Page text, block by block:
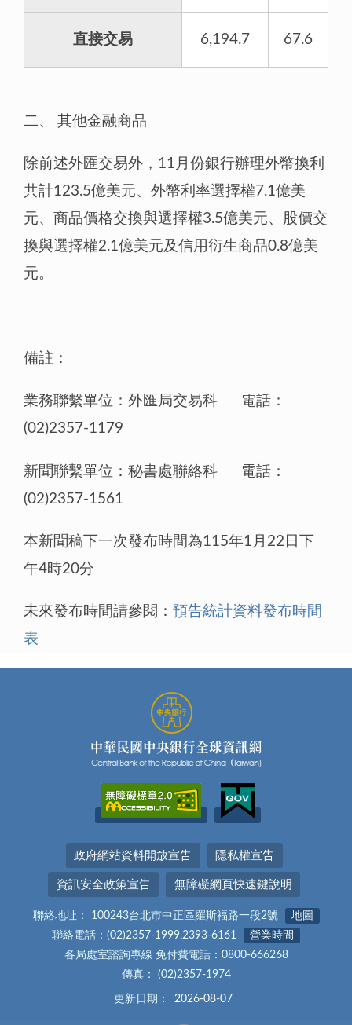
直接交易 6,194.7 67.6
二、 其他金融商品
除前述外匯交易外，11月份銀行辦理外幣換利
共計123.5億美元、外幣利率選擇權7.1億美
元、商品價格交換與選擇權3.5億美元、股價交
換與選擇權2.1億美元及信用衍生商品0.8億美
元。
備註：
業務聯繫單位：外匯局交易科 電話：
(02)2357-1179
新聞聯繫單位：秘書處聯絡科 電話：
(02)2357-1561
本新聞稿下一次發布時間為115年1月22日下
午4時20分
未來發布時間請參閱： 預告統計資料發布時間
表
政府網站資料開放宣告 隱私權宣告
資訊安全政策宣告 無障礙網頁快速鍵說明
聯絡地址： 100243台北市中正區羅斯福路一段2號
地圖
聯絡電話：(02)2357-1999,2393-6161
營業時間
各局處室諮詢專線 免付費電話：0800-666268
傳真： (02)2357-1974
更新日期： 2026-08-07